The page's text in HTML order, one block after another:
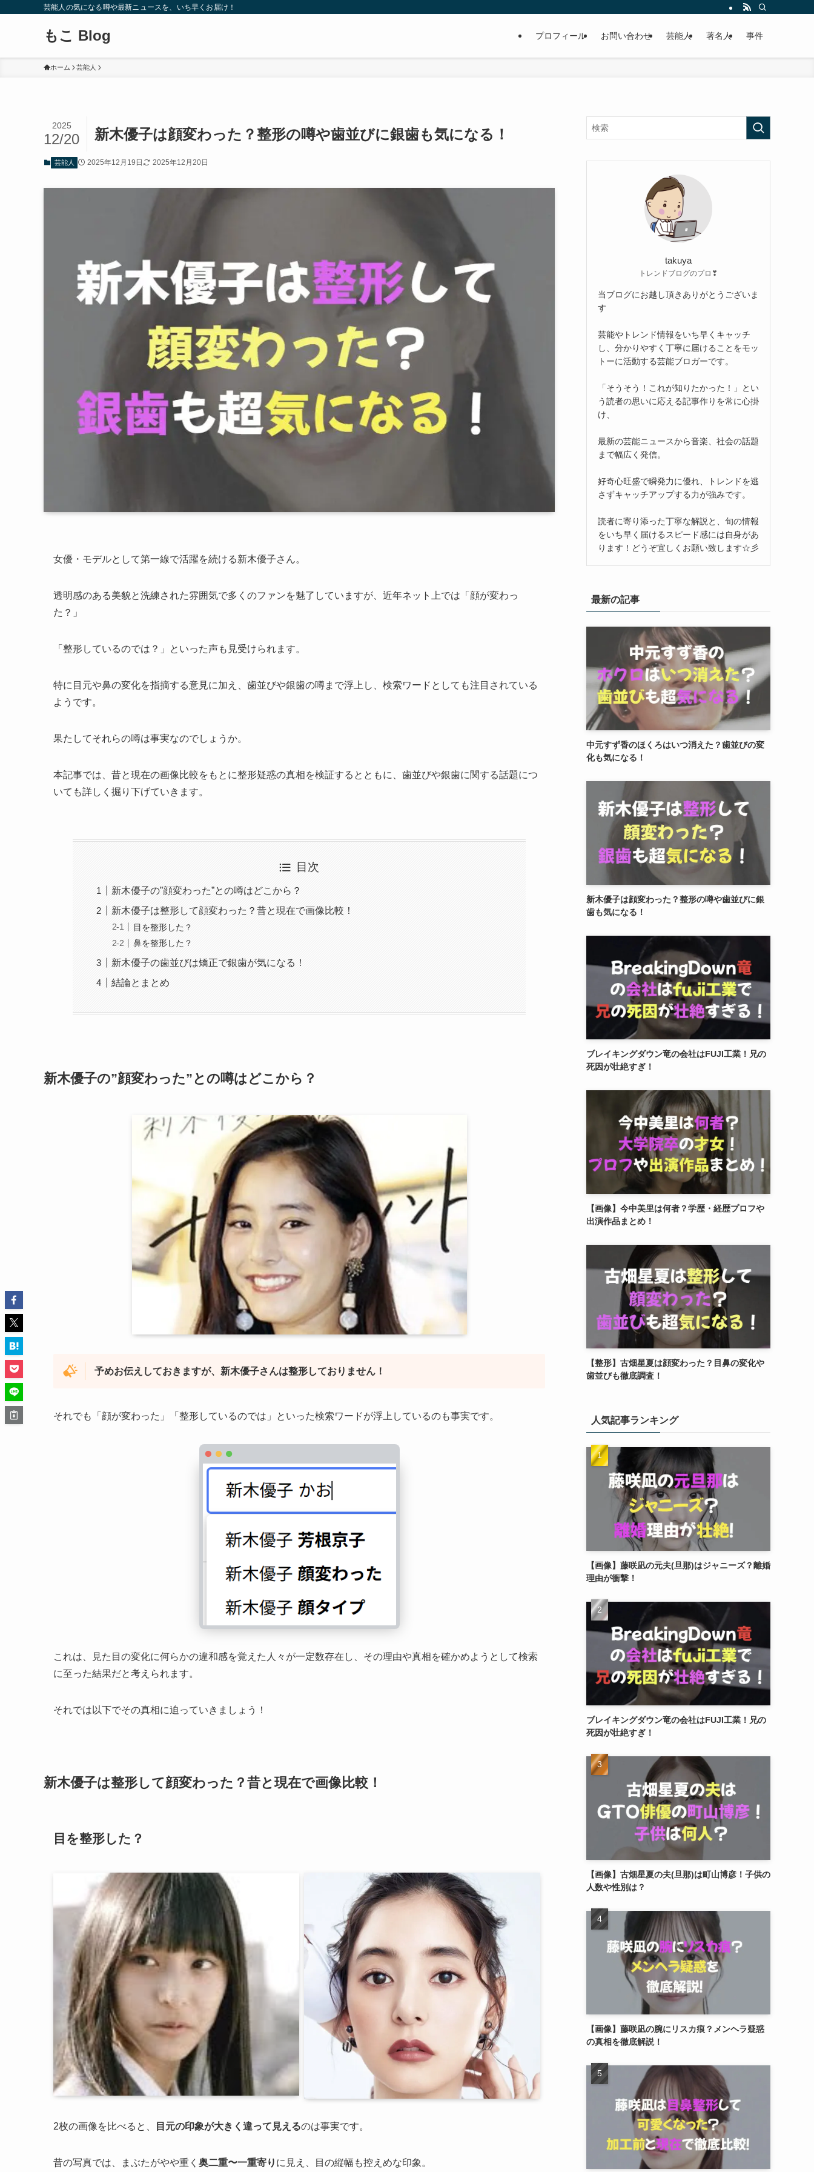
芸能人の気になる噂や最新ニュースを、いち早くお届け！
もこ Blog プロフィール お問い合わせ 芸能人 著名人 事件
ホーム 芸能人
新木優子は顔変わった？整形の噂や歯並びに銀歯も気になる！
2025
12/20
芸能人 2025年12月19日 2025年12月20日
女優・モデルとして第一線で活躍を続ける新木優子さん。
透明感のある美貌と洗練された雰囲気で多くのファンを魅了していますが、近年ネット上では「顔が変わっ
た？」
「整形しているのでは？」といった声も見受けられます。
特に目元や鼻の変化を指摘する意見に加え、歯並びや銀歯の噂まで浮上し、検索ワードとしても注目されている
ようです。
果たしてそれらの噂は事実なのでしょうか。
本記事では、昔と現在の画像比較をもとに整形疑惑の真相を検証するとともに、歯並びや銀歯に関する話題につ
いても詳しく掘り下げていきます。
目次
新木優子の”顔変わった”との噂はどこから？
新木優子は整形して顔変わった？昔と現在で画像比較！
目を整形した？
鼻を整形した？
新木優子の歯並びは矯正で銀歯が気になる！
結論とまとめ
新木優子の”顔変わった”との噂はどこから？
予めお伝えしておきますが、新木優子さんは整形しておりません！
それでも「顔が変わった」「整形しているのでは」といった検索ワードが浮上しているのも事実です。
これは、見た目の変化に何らかの違和感を覚えた人々が一定数存在し、その理由や真相を確かめようとして検索
に至った結果だと考えられます。
それでは以下でその真相に迫っていきましょう！
新木優子は整形して顔変わった？昔と現在で画像比較！
目を整形した？
2枚の画像を比べると、 目元の印象が大きく違って見えるのは事実です。
昔の写真では、まぶたがやや重く 奥二重〜一重寄り に見え、目の縦幅も控えめな印象。
takuya
トレンドブログのプロ❣
当ブログにお越し頂きありがとうございま
す
芸能やトレンド情報をいち早くキャッチ
し、分かりやすく丁寧に届けることをモッ
トーに活動する芸能ブロガーです。
「そうそう！これが知りたかった！」とい
う読者の思いに応える記事作りを常に心掛
け、
最新の芸能ニュースから音楽、社会の話題
まで幅広く発信。
好奇心旺盛で瞬発力に優れ、トレンドを逃
さずキャッチアップする力が強みです。
読者に寄り添った丁寧な解説と、旬の情報
をいち早く届けるスピード感には自身があ
ります！どうぞ宜しくお願い致します☆彡
最新の記事
中元すず香のほくろはいつ消えた？歯並びの変
化も気になる！
新木優子は顔変わった？整形の噂や歯並びに銀
歯も気になる！
ブレイキングダウン竜の会社はFUJI工業！兄の
死因が壮絶すぎ！
【画像】今中美里は何者？学歴・経歴プロフや
出演作品まとめ！
【整形】古畑星夏は顔変わった？目鼻の変化や
歯並びも徹底調査！
人気記事ランキング
【画像】藤咲凪の元夫(旦那)はジャニーズ？離婚
理由が衝撃！
ブレイキングダウン竜の会社はFUJI工業！兄の
死因が壮絶すぎ！
【画像】古畑星夏の夫(旦那)は町山博彦！子供の
人数や性別は？
【画像】藤咲凪の腕にリスカ痕？メンヘラ疑惑
の真相を徹底解説！